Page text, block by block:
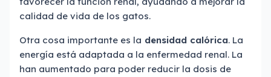
calidad de vida de los gatos.
Otra cosa importante es la densidad calórica. La
energía está adaptada a la enfermedad renal. La
han aumentado para poder reducir la dosis de